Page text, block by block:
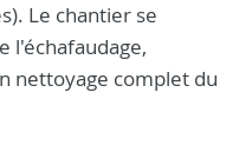
Le chantier se
l'échafaudage,
nettoyage complet du